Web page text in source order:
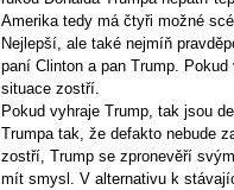
Amerika tedy má čtyři možné
Nejlepší, ale také nejmíň
paní Clinton a pan Trump.
situace zostří.
Pokud vyhraje Trump, tak jsou
Trumpa tak, že defakto nebude
zostří, Trump se zpronevěří
mít smysl. V alternativu k